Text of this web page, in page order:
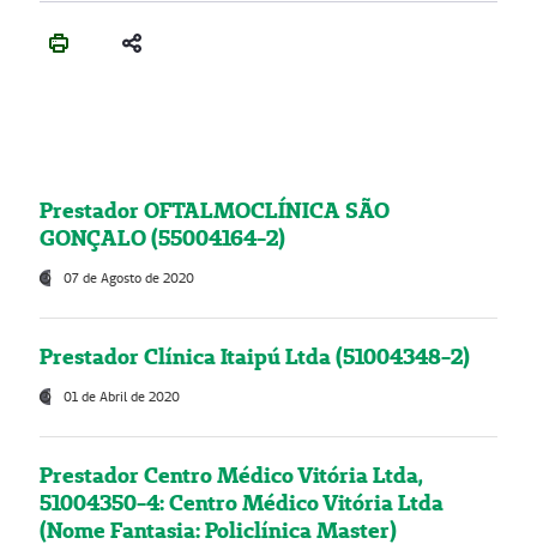
Prestador OFTALMOCLÍNICA SÃO
GONÇALO (55004164-2)
07 de Agosto de 2020
Prestador Clínica Itaipú Ltda (51004348-2)
01 de Abril de 2020
Prestador Centro Médico Vitória Ltda,
51004350-4: Centro Médico Vitória Ltda
(Nome Fantasia: Policlínica Master)